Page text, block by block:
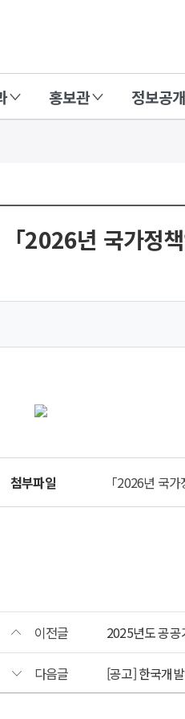
홍보관 정보공개
「2026년 국가정
국가정책연구포털
(NKIS)
운영
공고
「2026년
국가정책연구포털
(NKIS)
첨부파일 「2026년 국
이전글 2025년도 공공
다음글 [공고] 한국개